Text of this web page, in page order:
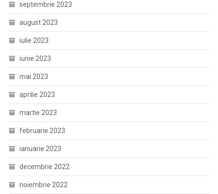
septembrie 2023
august 2023
iulie 2023
iunie 2023
mai 2023
aprilie 2023
martie 2023
februarie 2023
ianuarie 2023
decembrie 2022
noiembrie 2022